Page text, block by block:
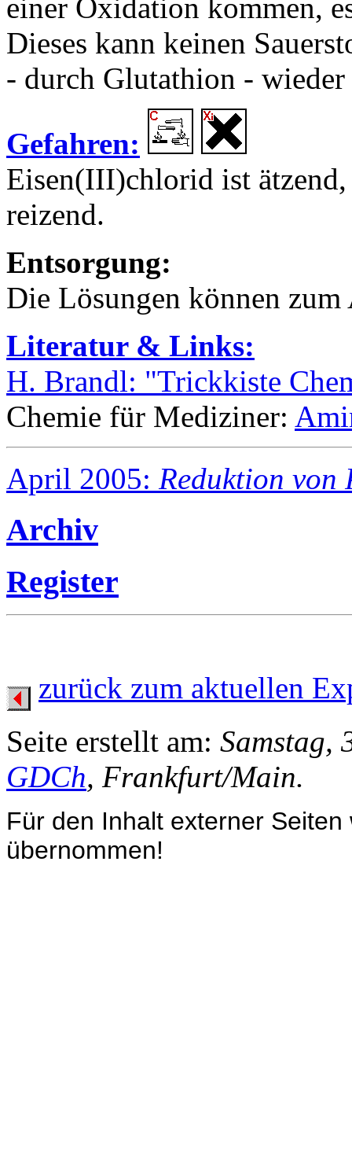
einer Oxidation kommen,
Dieses kann keinen
- durch Glutathion -
Gefahren:
Eisen(III)chlorid ist
reizend.
Entsorgung:
Die Lösungen können zum
Literatur & Links:
H. Brandl: "Trickkiste
Chemie für Mediziner:
April 2005: Reduktion von
Archiv
Register
zurück zum aktuellen
Seite erstellt am: Samstag,
GDCh, Frankfurt/Main.
Für den Inhalt externer
übernommen!